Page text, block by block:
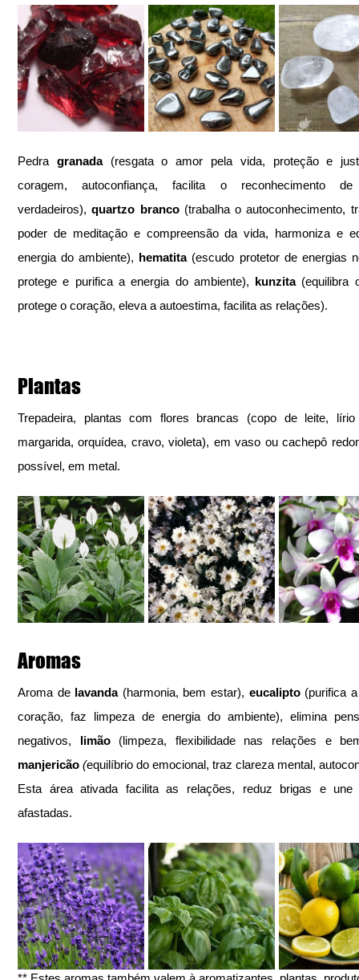
Pedra granada (resgata o amor pela vida, proteção e
coragem, autoconfiança, facilita o reconhecimento de
verdadeiros), quartzo branco (trabalha o autoconhecimento,
poder de meditação e compreensão da vida, harmoniza e
energia do ambiente), hematita (escudo protetor de energias
protege e purifica a energia do ambiente), kunzita (equilibra
protege o coração, eleva a autoestima, facilita as relações).
Plantas
Trepadeira, plantas com flores brancas (copo de leite,
margarida, orquídea, cravo, violeta), em vaso ou cachepô
possível, em metal.
Aromas
Aroma de lavanda (harmonia, bem estar), eucalipto (purifica
coração, faz limpeza de energia do ambiente), elimina
negativos, limão
manjericão (equilíbrio do emocional, traz clareza mental,
Esta área ativada facilita as relações, reduz brigas e une
afastadas.